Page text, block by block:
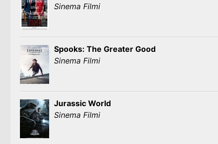
Sinema Filmi
Spooks: The Greater Good
Sinema Filmi
Jurassic World
Sinema Filmi